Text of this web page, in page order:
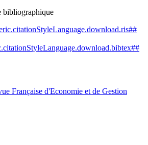
bibliographique
Française d'Economie et de Gestion